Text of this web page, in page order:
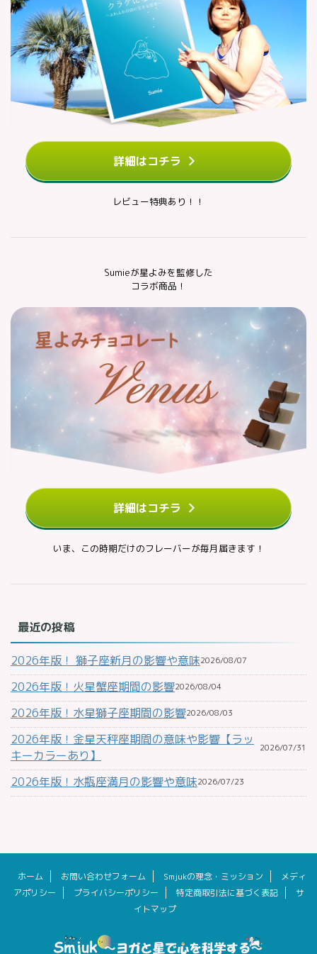
詳細はコチラ
レビュー特典あり！！
Sumieが星よみを監修した
コラボ商品！
詳細はコチラ
いま、この時期だけのフレーバーが毎月届きます！
最近の投稿
2026年版！ 獅子座新月の影響や意味2026/08/07
2026年版！火星蟹座期間の影響2026/08/04
2026年版！水星獅子座期間の影響2026/08/03
2026年版！金星天秤座期間の意味や影響【ラッ
キーカラーあり】
2026/07/31
2026年版！水瓶座満月の影響や意味2026/07/23
ホーム お問い合わせフォーム Smjukの理念・ミッション
メディ
アポリシー
プライバシーポリシー 特定商取引法に基づく表記
サ
イトマップ